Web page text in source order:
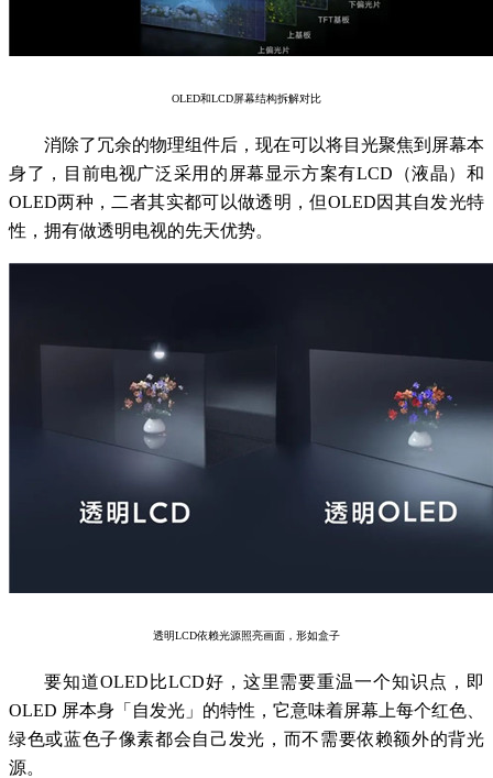
OLED和LCD屏幕结构拆解对比
消除了冗余的物理组件后，现在可以将目光聚焦到屏幕本
身了，目前电视广泛采用的屏幕显示方案有LCD（液晶）和
OLED两种，二者其实都可以做透明，但OLED因其自发光特
性，拥有做透明电视的先天优势。
透明LCD依赖光源照亮画面，形如盒子
要知道OLED比LCD好，这里需要重温一个知识点，即
OLED 屏本身「自发光」的特性，它意味着屏幕上每个红色、
绿色或蓝色子像素都会自己发光，而不需要依赖额外的背光
源。